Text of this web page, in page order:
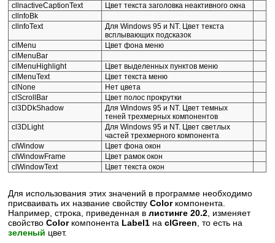
cllnactiveCaptionText
Цвет текста заголовка неактивного окна
cllnfoBk
cllnfoText
Для Windows 95 и NT. Цвет текста
всплывающих подсказок
clMenu
Цвет фона меню
clMenuBar
clMenuHighlight
Цвет выделенных пунктов меню
clMenuText
Цвет текста меню
clNone
Нет цвета
clScrollBar
Цвет полос прокрутки
cl3DDkShadow
Для Windows 95 и NT. Цвет темных
теней трехмерных компонентов
cl3DLight
Для Windows 95 и NT. Цвет светлых
частей трехмерного компонента
clWindow
Цвет фона окон
clWindowFrame
Цвет рамок окон
clWindowText
Цвет текста окон
Для использования этих значений в программе необходимо
присваивать их название свойствуColor компонента.
Например, строка, приведенная влистинге 20.2 , изменяет
свойствоColor компонента Label1 наclGreen , то есть на
зеленый цвет.